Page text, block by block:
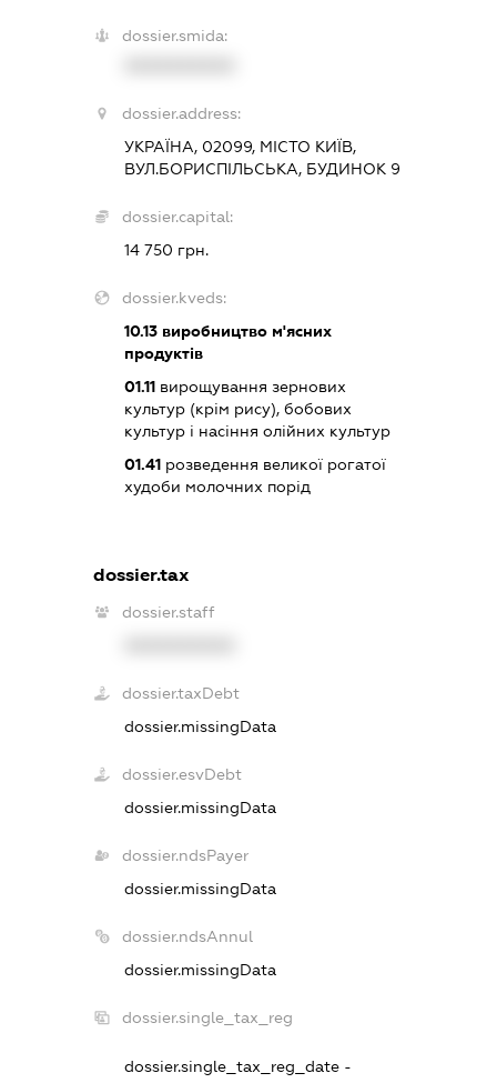
dossier.smida:
dossier.address:
УКРАЇНА, 02099, МІСТО КИЇВ,
ВУЛ.БОРИСПІЛЬСЬКА, БУДИНОК 9
dossier.capital:
14 750 грн.
dossier.kveds:
10.13виробництво м'ясних
продуктів
01.11вирощування зернових
культур (крім рису), бобових
культур і насіння олійних культур
01.41розведення великої рогатої
худоби молочних порід
dossier.tax
dossier.staff
dossier.taxDebt
dossier.missingData
dossier.esvDebt
dossier.missingData
dossier.ndsPayer
dossier.missingData
dossier.ndsAnnul
dossier.missingData
dossier.single_tax_reg
dossier.single_tax_reg_date -